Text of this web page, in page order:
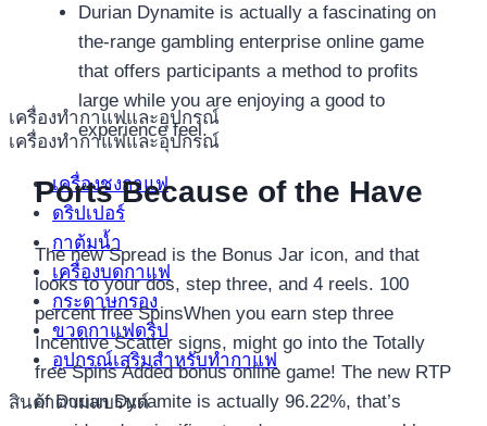
เครื่องทำกาแฟและอุปกรณ์
เครื่องทำกาแฟและอุปกรณ์
เครื่องชงกาแฟ
ดริปเปอร์
กาต้มน้ำ
เครื่องบดกาแฟ
กระดาษกรอง
ขวดกาแฟดริป
อุปกรณ์เสริมสำหรับทำกาแฟ
สินค้าตามแบรนด์
Durian Dynamite is actually a fascinating on
the-range gambling enterprise online game
that offers participants a method to profits
large while you are enjoying a good to
experience feel.
Ports Because of the Have
The new Spread is the Bonus Jar icon, and that
looks to your dos, step three, and 4 reels. 100
percent free SpinsWhen you earn step three
Incentive Scatter signs, might go into the Totally
free Spins Added bonus online game! The new RTP
of Durian Dynamite is actually 96.22%, that’s